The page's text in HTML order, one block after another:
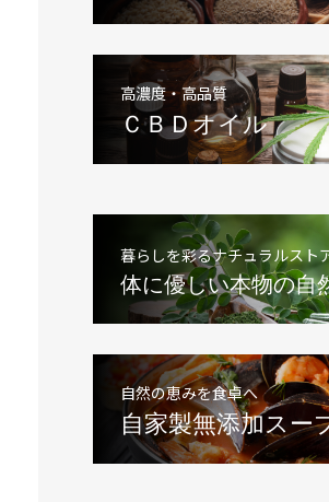
高濃度・高品質
ＣＢＤオイル
暮らしを彩るナチュラルスト
体に優しい本物の自
自然の恵みを食卓へ
自家製無添加スー